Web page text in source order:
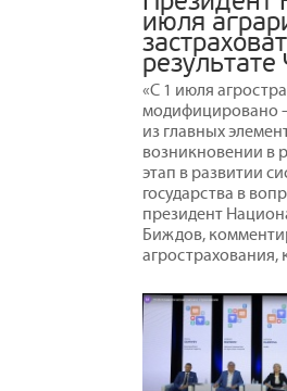
июля
результате
«С 1 июля
модифицировано
из главных
возникновении в
этап в развитии
государства в
президент
Биждов,
агрострахования,